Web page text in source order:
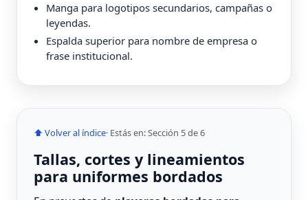
Manga para logotipos secundarios, campañas o
leyendas.
Espalda superior para nombre de empresa o
frase institucional.
⬆ Volver al índice· Estás en: Sección 5 de 6
Tallas, cortes y lineamientos
para uniformes bordados